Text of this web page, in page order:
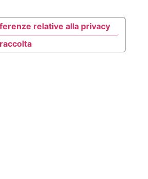
relative alla privacy